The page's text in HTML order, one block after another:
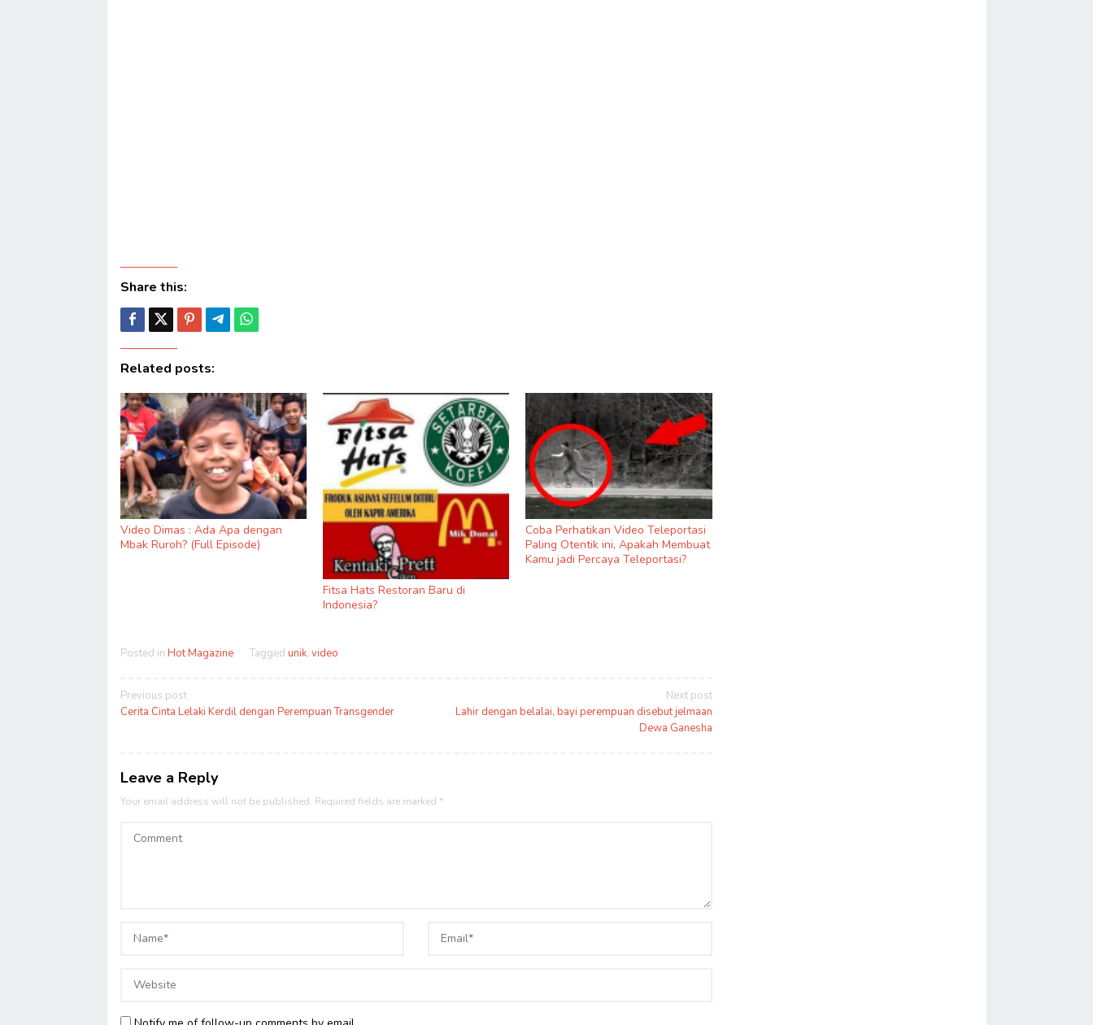
Share this:
Related posts:
Video Dimas : Ada Apa dengan
Mbak Ruroh? (Full Episode)
Fitsa Hats Restoran Baru di
Indonesia?
Coba Perhatikan Video Teleportasi
Paling Otentik ini, Apakah Membuat
Kamu jadi Percaya Teleportasi?
Posted in Hot Magazine Tagged unik, video
Post
navigation
Previous post
Cerita Cinta Lelaki Kerdil dengan Perempuan Transgender
Next post
Lahir dengan belalai, bayi perempuan disebut jelmaan
Dewa Ganesha
Leave a Reply
Your email address will not be published. Required fields are marked *